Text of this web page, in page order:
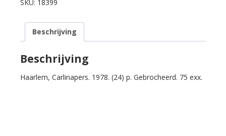
uit
aantal
SKU: 18399
Beschrijving
Beschrijving
Haarlem, Carlinapers. 1978. (24) p. Gebrocheerd. 75 exx.